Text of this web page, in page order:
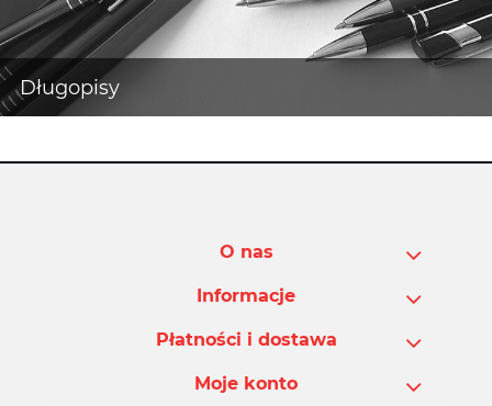
O nas
Informacje
Płatności i dostawa
Moje konto